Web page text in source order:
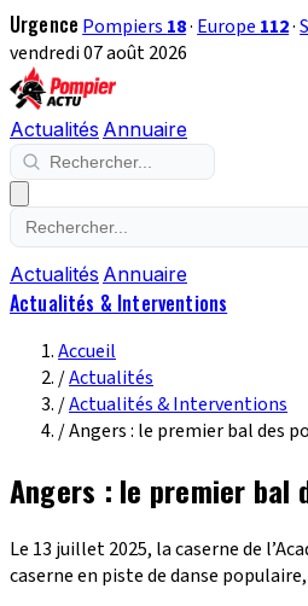
Urgence Pompiers 18· Europe 112·
vendredi 07 août 2026
Actualités Annuaire
Actualités Annuaire
Actualités & Interventions
Accueil
/Actualités
/Actualités & Interventions
/Angers : le premier bal des
Angers : le premier bal
Le 13 juillet 2025, la caserne de
caserne en piste de danse